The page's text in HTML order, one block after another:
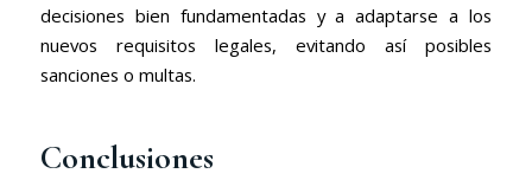
decisiones bien fundamentadas y a adaptarse a los
nuevos requisitos legales, evitando así posibles
sanciones o multas.
Conclusiones